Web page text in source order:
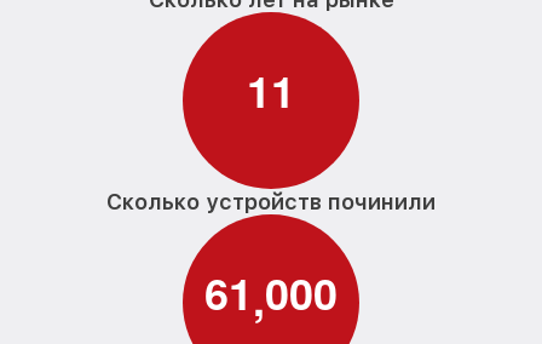
Восстановление электроклапана
парогенератора Miele
11
Сколько устройств починили
61,000